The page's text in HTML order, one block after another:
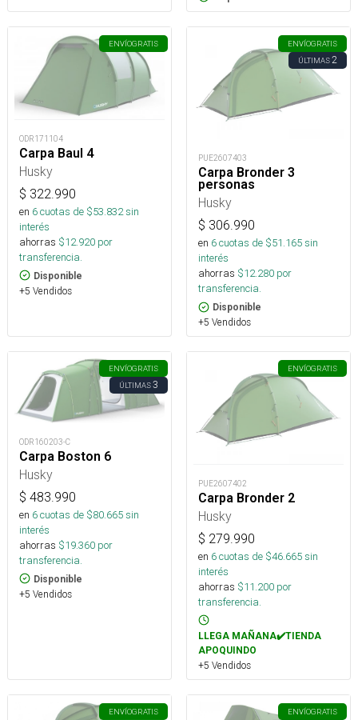
ENVÍOGRATIS
ODR171104
Carpa Baul 4
Husky
$ 322.990
en 6cuotas de $53.832sin
interés
ahorras $12.920 por
transferencia.
Disponible
+5 Vendidos
ENVÍOGRATIS
ÚLTIMAS2
PUE2607403
Carpa Bronder 3
personas
Husky
$ 306.990
en 6cuotas de $51.165sin
interés
ahorras $12.280 por
transferencia.
Disponible
+5 Vendidos
ENVÍOGRATIS
ÚLTIMAS3
ODR160203-C
Carpa Boston 6
Husky
$ 483.990
en 6cuotas de $80.665sin
interés
ahorras $19.360 por
transferencia.
Disponible
+5 Vendidos
ENVÍOGRATIS
PUE2607402
Carpa Bronder 2
Husky
$ 279.990
en 6cuotas de $46.665sin
interés
ahorras $11.200 por
transferencia.
LLEGA MAÑANA✔️TIENDA
APOQUINDO
+5 Vendidos
ENVÍOGRATIS ENVÍOGRATIS